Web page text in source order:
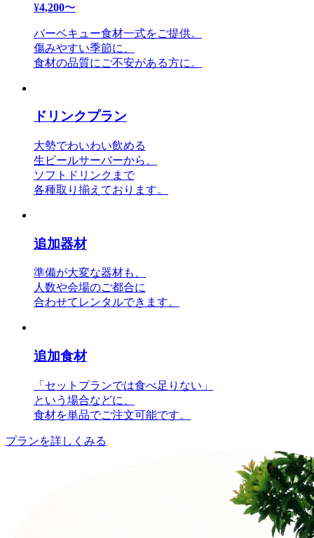
¥4,200〜
バーベキュー食材一式をご提供。
傷みやすい季節に、
食材の品質にご不安がある方に。
ドリンクプラン
大勢でわいわい飲める
生ビールサーバーから、
ソフトドリンクまで
各種取り揃えております。
追加器材
準備が大変な器材も、
人数や会場のご都合に
合わせてレンタルできます。
追加食材
「セットプランでは食べ足りない」
という場合などに、
食材を単品でご注文可能です。
プランを詳しくみる